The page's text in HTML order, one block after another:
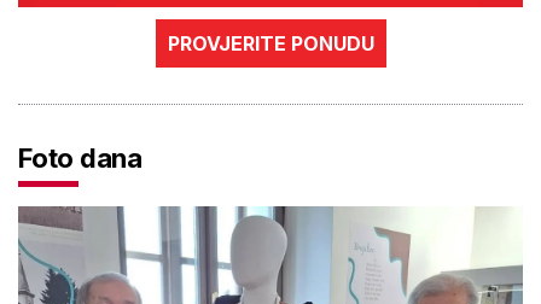
PROVJERITE PONUDU
Foto dana